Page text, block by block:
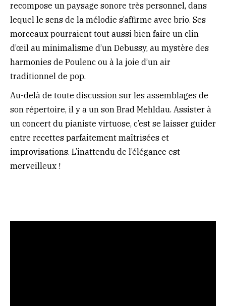
recompose un paysage sonore très personnel, dans
lequel le sens de la mélodie s’affirme avec brio. Ses
morceaux pourraient tout aussi bien faire un clin
d’œil au minimalisme d’un Debussy, au mystère des
harmonies de Poulenc ou à la joie d’un air
traditionnel de pop.
Au-delà de toute discussion sur les assemblages de
son répertoire, il y a un son Brad Mehldau. Assister à
un concert du pianiste virtuose, c’est se laisser guider
entre recettes parfaitement maîtrisées et
improvisations. L’inattendu de l’élégance est
merveilleux !